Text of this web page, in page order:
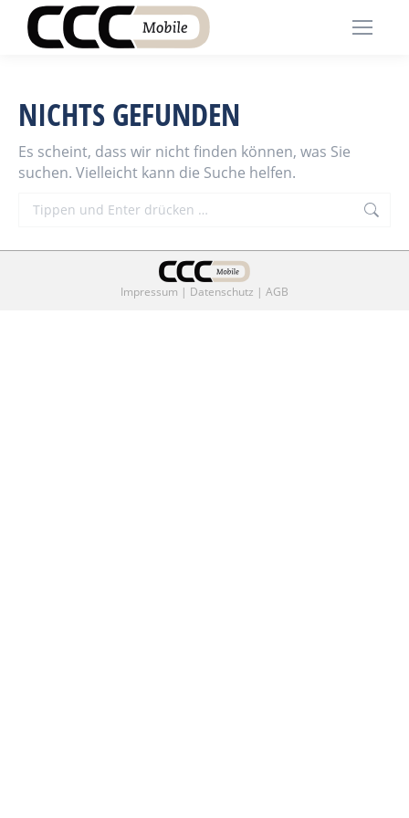
NICHTS GEFUNDEN
Es scheint, dass wir nicht finden können, was Sie
suchen. Vielleicht kann die Suche helfen.
Search:
Impressum | Datenschutz | AGB